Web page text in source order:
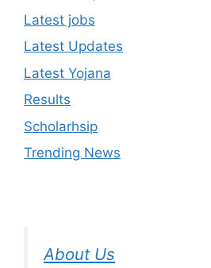
Latest jobs
Latest Updates
Latest Yojana
Results
Scholarhsip
Trending News
About Us